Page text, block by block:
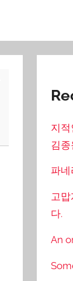
지적
김종
파
고
다.
An